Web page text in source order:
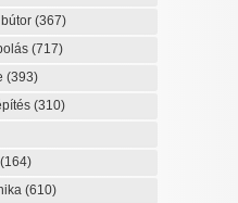
(367)
(717)
(393)
(310)
(164)
(610)